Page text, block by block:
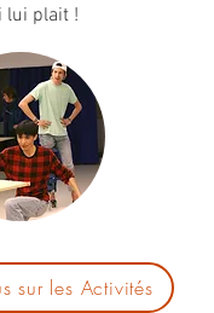
lui plait !
sur les Activités